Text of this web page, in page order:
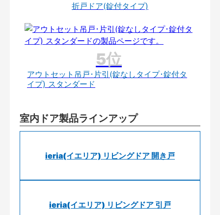
折戸ドア(錠付タイプ)
アウトセット吊戸･片引(錠なしタイプ･錠付タ
イプ) スタンダード
室内ドア製品ラインアップ
ieria(イエリア) リビングドア 開き戸
ieria(イエリア) リビングドア 引戸